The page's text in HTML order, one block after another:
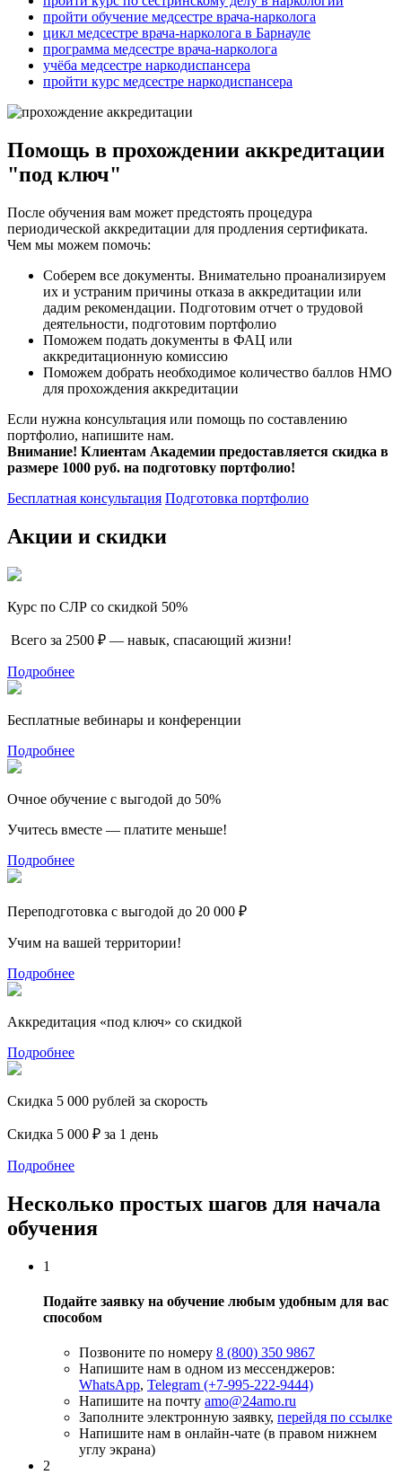
пройти обучение медсестре врача-нарколога
цикл медсестре врача-нарколога в Барнауле
программа медсестре врача-нарколога
учёба медсестре наркодиспансера
пройти курс медсестре наркодиспансера
Помощь в прохождении аккредитации
"под ключ"
После обучения вам может предстоять процедура
периодической аккредитации для продления сертификата.
Чем мы можем помочь:
Соберем все документы. Внимательно проанализируем
их и устраним причины отказа в аккредитации или
дадим рекомендации. Подготовим отчет о трудовой
деятельности, подготовим портфолио
Поможем подать документы в ФАЦ или
аккредитационную комиссию
Поможем добрать необходимое количество баллов НМО
для прохождения аккредитации
Если нужна консультация или помощь по составлению
портфолио, напишите нам.
Внимание! Клиентам Академии предоставляется скидка в
размере 1000 руб. на подготовку портфолио!
Бесплатная консультация Подготовка портфолио
Акции и скидки
Курс по СЛР со скидкой 50%
Всего за 2500 ₽ — навык, спасающий жизни!
Подробнее
Бесплатные вебинары и конференции
Подробнее
Очное обучение с выгодой до 50%
Учитесь вместе — платите меньше!
Подробнее
Переподготовка с выгодой до 20 000 ₽
Учим на вашей территории!
Подробнее
Аккредитация «под ключ» со скидкой
Подробнее
Скидка 5 000 рублей за скорость
Скидка 5 000 ₽ за 1 день
Подробнее
Несколько простых шагов для начала
обучения
1
Подайте заявку на обучение любым удобным для вас
способом
Позвоните по номеру 8 (800) 350 9867
Напишите нам в одном из мессенджеров:
WhatsApp, Telegram (+7-995-222-9444)
Напишите на почту amo@24amo.ru
Заполните электронную заявку, перейдя по ссылке
Напишите нам в онлайн-чате (в правом нижнем
углу экрана)
2